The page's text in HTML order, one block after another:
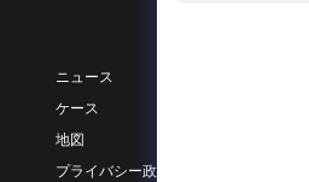
ニュース
ケース
地図
プライバシー政策